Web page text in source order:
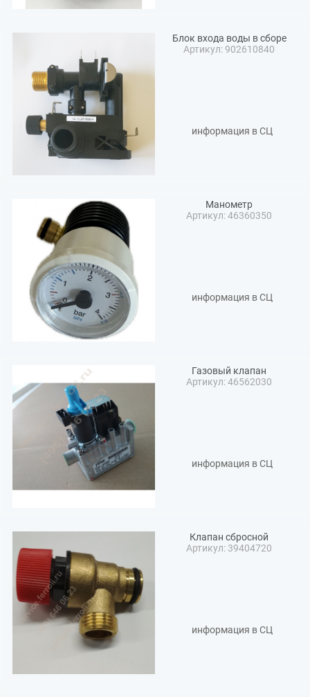
Блок входа воды в сборе
Артикул: 902610840
информация в СЦ
Манометр
Артикул: 46360350
информация в СЦ
Газовый клапан
Артикул: 46562030
информация в СЦ
Клапан сбросной
Артикул: 39404720
информация в СЦ